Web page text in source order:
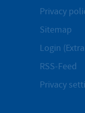
Privacy
Sitemap
Login
RSS-Feed
Privacy